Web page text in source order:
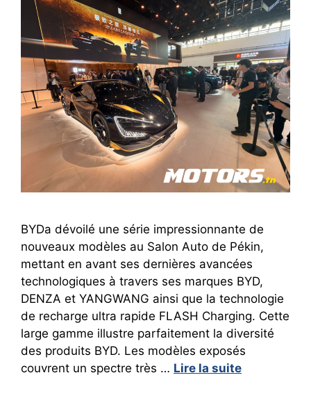
BYDa dévoilé une série impressionnante de
nouveaux modèles au Salon Auto de Pékin,
mettant en avant ses dernières avancées
technologiques à travers ses marques BYD,
DENZA et YANGWANG ainsi que la technologie
de recharge ultra rapide FLASH Charging. Cette
large gamme illustre parfaitement la diversité
des produits BYD. Les modèles exposés
couvrent un spectre très … Lire la suite